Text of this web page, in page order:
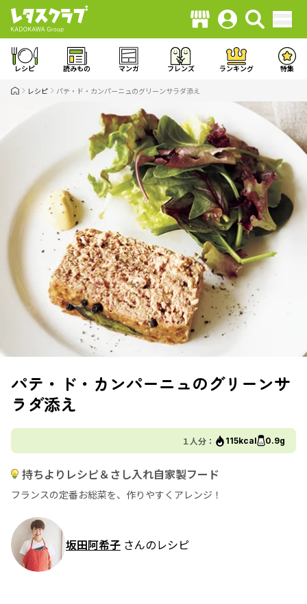
レシピ 読みもの マンガ フレンズ ランキング 特集
レシピ パテ・ド・カンパーニュのグリーンサラダ添え
パテ・ド・カンパーニュのグリーンサ
ラダ添え
１人分： 115kcal 0.9g
持ちよりレシピ＆さし入れ自家製フード
フランスの定番お総菜を、作りやすくアレンジ！
坂田阿希子 さんのレシピ